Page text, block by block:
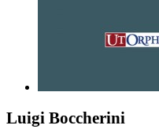
Luigi Boccherini